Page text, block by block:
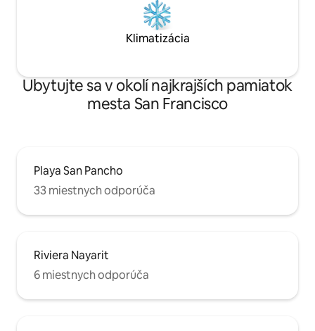
Klimatizácia
Ubytujte sa v okolí najkrajších pamiatok
mesta San Francisco
Playa San Pancho
33 miestnych odporúča
Riviera Nayarit
6 miestnych odporúča